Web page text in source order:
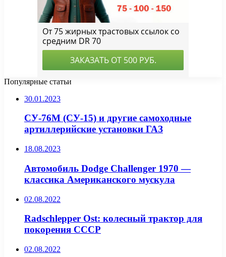
Популярные статьи
30.01.2023
СУ-76М (СУ-15) и другие самоходные
артиллерийские установки ГАЗ
18.08.2023
Автомобиль Dodge Challenger 1970 —
классика Американского мускула
02.08.2022
Radschlepper Ost: колесный трактор для
покорения СССР
02.08.2022